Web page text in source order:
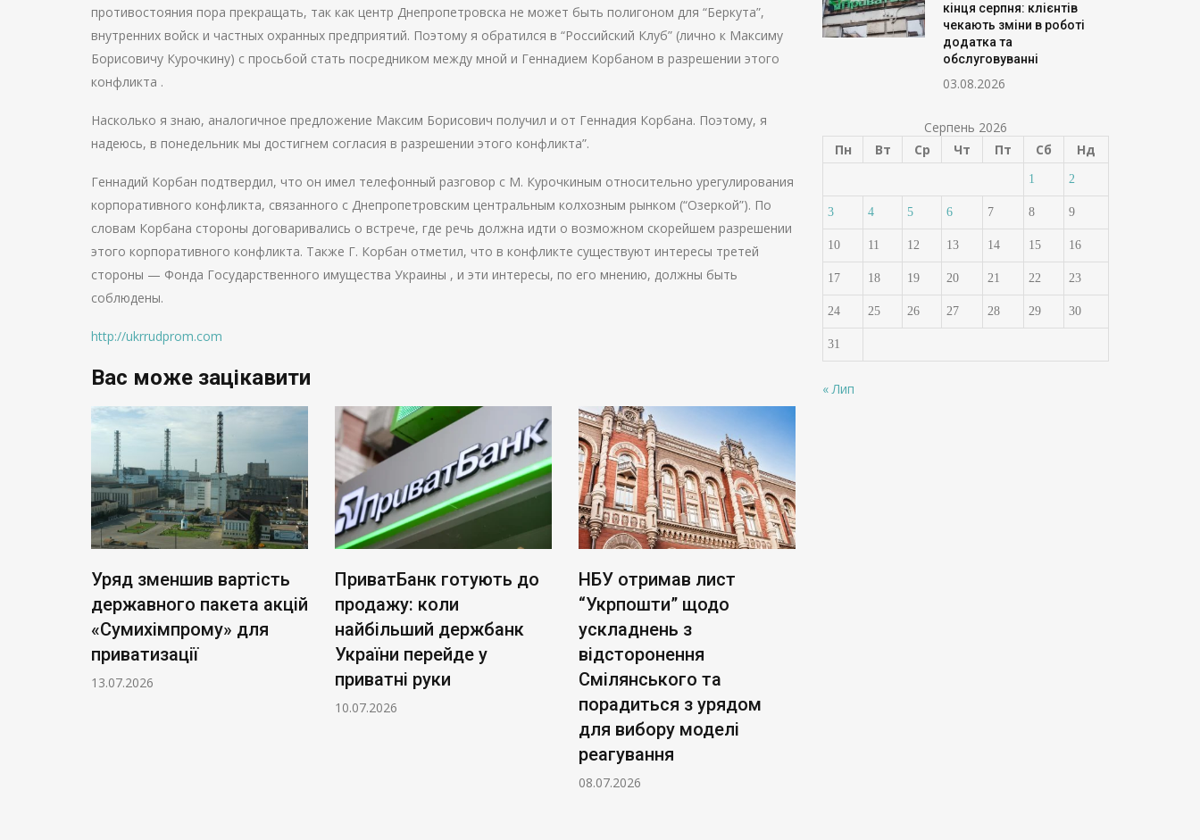
противостояния пора прекращать, так как центр Днепропетровска не может быть полигоном для “Беркута”,
внутренних войск и частных охранных предприятий. Поэтому я обратился в “Российский Клуб” (лично к Максиму
Борисовичу Курочкину) с просьбой стать посредником между мной и Геннадием Корбаном в разрешении этого
конфликта .
Насколько я знаю, аналогичное предложение Максим Борисович получил и от Геннадия Корбана. Поэтому, я
надеюсь, в понедельник мы достигнем согласия в разрешении этого конфликта”.
Геннадий Корбан подтвердил, что он имел телефонный разговор с М. Курочкиным относительно урегулирования
корпоративного конфликта, связанного с Днепропетровским центральным колхозным рынком (“Озеркой”). По
словам Корбана стороны договаривались о встрече, где речь должна идти о возможном скорейшем разрешении
этого корпоративного конфликта. Также Г. Корбан отметил, что в конфликте существуют интересы третей
стороны — Фонда Государственного имущества Украины , и эти интересы, по его мнению, должны быть
соблюдены.
http://ukrrudprom.com
Вас може зацікавити
Уряд зменшив вартість
державного пакета акцій
«Сумихімпрому» для
приватизації
13.07.2026
ПриватБанк готують до
продажу: коли
найбільший держбанк
України перейде у
приватні руки
10.07.2026
НБУ отримав лист
“Укрпошти” щодо
ускладнень з
відсторонення
Смілянського та
порадиться з урядом
для вибору моделі
реагування
08.07.2026
кінця серпня: клієнтів
чекають зміни в роботі
додатка та
обслуговуванні
03.08.2026
Серпень 2026
Пн
Вт Ср Чт Пт Сб Нд
1 2
3 4 5 6 7 8 9
10 11 12 13 14 15 16
17 18 19 20 21 22 23
24 25 26 27 28 29 30
31
« Лип